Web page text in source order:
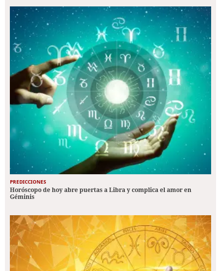
PREDICCIONES
Horóscopo de hoy abre puertas a Libra y complica el amor en
Géminis